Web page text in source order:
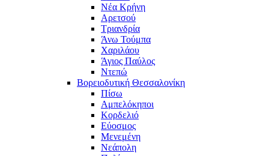
Νέα Κρήνη
Αρετσού
Τριανδρία
Άνω Τούμπα
Χαριλάου
Άγιος Παύλος
Ντεπώ
Βορειοδυτική Θεσσαλονίκη
Πίσω
Αμπελόκηποι
Κορδελιό
Εύοσμος
Μενεμένη
Νεάπολη